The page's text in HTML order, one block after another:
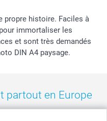
propre histoire. Faciles à
immortaliser les
et sont très demandés
DIN A4 paysage.
partout en Europe